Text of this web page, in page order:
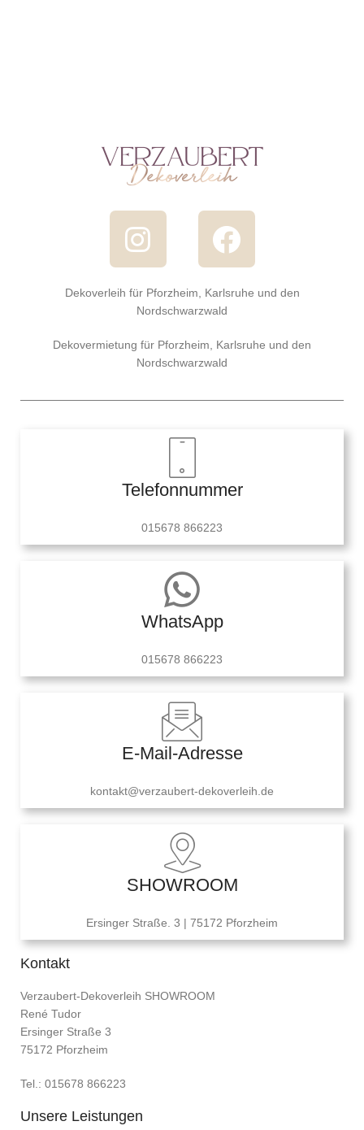
Dekoverleih für Pforzheim, Karlsruhe und den
Nordschwarzwald
Dekovermietung für Pforzheim, Karlsruhe und den
Nordschwarzwald
Telefonnummer
015678 866223
WhatsApp
015678 866223
E-Mail-Adresse
kontakt@verzaubert-dekoverleih.de
SHOWROOM
Ersinger Straße. 3 | 75172 Pforzheim
Kontakt
Verzaubert-Dekoverleih SHOWROOM
René Tudor
Ersinger Straße 3
75172 Pforzheim
Tel.: 015678 866223
Unsere Leistungen